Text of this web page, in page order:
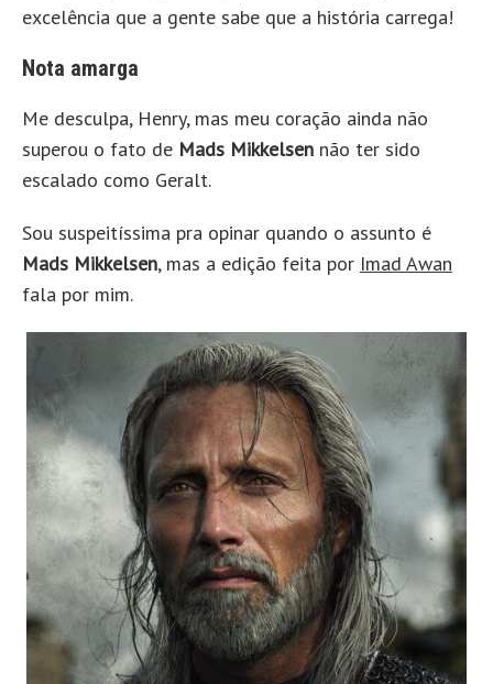
excelência que a gente sabe que a história carrega!
Nota amarga
Me desculpa, Henry, mas meu coração ainda não
superou o fato de Mads Mikkelsen não ter sido
escalado como Geralt.
Sou suspeitíssima pra opinar quando o assunto é
Mads Mikkelsen, mas a edição feita por Imad Awan
fala por mim.